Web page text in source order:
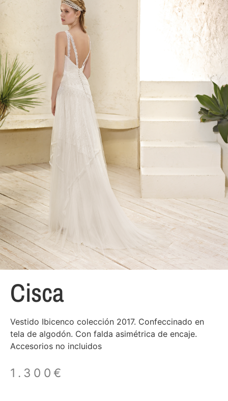
Cisca
Vestido Ibicenco colección 2017. Confeccinado en
tela de algodón. Con falda asimétrica de encaje.
Accesorios no incluidos
1.300 €